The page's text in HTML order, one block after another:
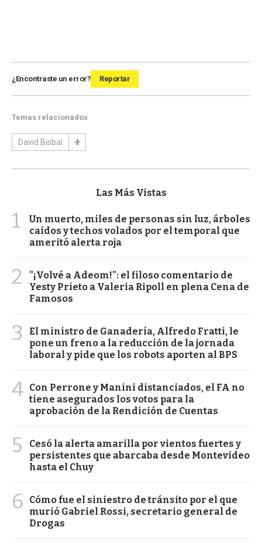
¿Encontraste un error? Reportar
Temas relacionados
David Bisbal
Las Más Vistas
1
Un muerto, miles de personas sin luz, árboles
caídos y techos volados por el temporal que
ameritó alerta roja
2
"¡Volvé a Adeom!": el filoso comentario de
Yesty Prieto a Valeria Ripoll en plena Cena de
Famosos
3
El ministro de Ganadería, Alfredo Fratti, le
pone un freno a la reducción de la jornada
laboral y pide que los robots aporten al BPS
4 Con Perrone y Manini distanciados, el FA no
tiene asegurados los votos para la
aprobación de la Rendición de Cuentas
5
Cesó la alerta amarilla por vientos fuertes y
persistentes que abarcaba desde Montevideo
hasta el Chuy
6
Cómo fue el siniestro de tránsito por el que
murió Gabriel Rossi, secretario general de
Drogas